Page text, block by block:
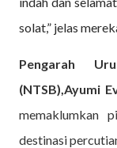
solat,” jelas
Pengarah
(NTSB),Ayumi
memaklumkan
destinasi